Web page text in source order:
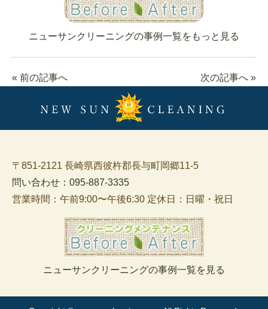
ニューサンクリーニングの事例一覧をもっと見る
« 前の記事へ 次の記事へ »
〒851-2121 長崎県西彼杵郡長与町岡郷11-5
問い合わせ：095-887-3335
営業時間：午前9:00〜午後6:30 定休日：日曜・祝日
ニューサンクリーニングの事例一覧を見る